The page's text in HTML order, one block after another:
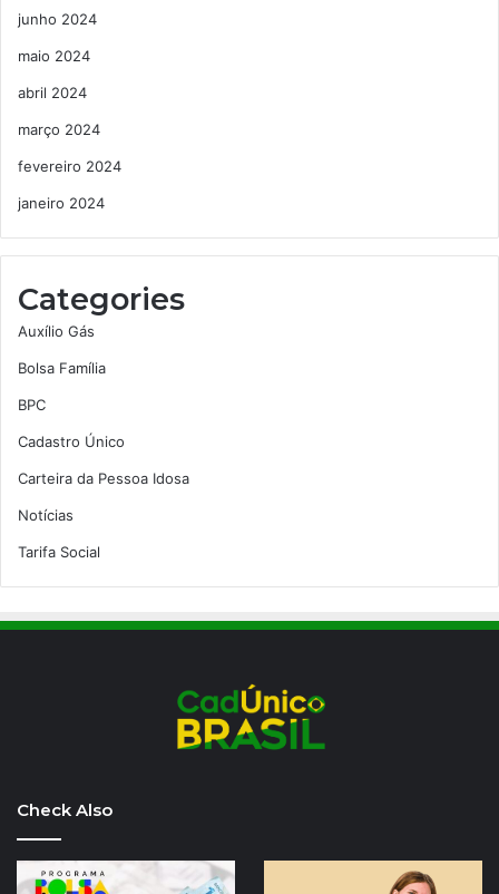
junho 2024
maio 2024
abril 2024
março 2024
fevereiro 2024
janeiro 2024
Categories
Auxílio Gás
Bolsa Família
BPC
Cadastro Único
Carteira da Pessoa Idosa
Notícias
Tarifa Social
Check Also